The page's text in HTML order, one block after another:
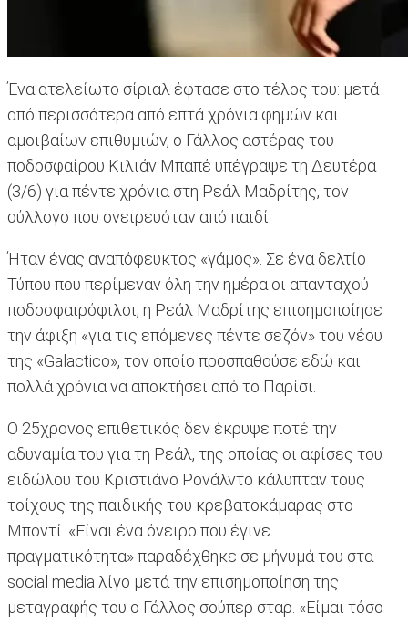
Ένα ατελείωτο σίριαλ έφτασε στο τέλος του: μετά
από περισσότερα από επτά χρόνια φημών και
αμοιβαίων επιθυμιών, ο Γάλλος αστέρας του
ποδοσφαίρου Κιλιάν Μπαπέ υπέγραψε τη Δευτέρα
(3/6) για πέντε χρόνια στη Ρεάλ Μαδρίτης, τον
σύλλογο που ονειρευόταν από παιδί.
Ήταν ένας αναπόφευκτος «γάμος». Σε ένα δελτίο
Τύπου που περίμεναν όλη την ημέρα οι απανταχού
ποδοσφαιρόφιλοι, η Ρεάλ Μαδρίτης επισημοποίησε
την άφιξη «για τις επόμενες πέντε σεζόν» του νέου
της «Galacticο», τον οποίο προσπαθούσε εδώ και
πολλά χρόνια να αποκτήσει από το Παρίσι.
Ο 25χρονος επιθετικός δεν έκρυψε ποτέ την
αδυναμία του για τη Ρεάλ, της οποίας οι αφίσες του
ειδώλου του Κριστιάνο Ρονάλντο κάλυπταν τους
τοίχους της παιδικής του κρεβατοκάμαρας στο
Μποντί. «Είναι ένα όνειρο που έγινε
πραγματικότητα» παραδέχθηκε σε μήνυμά του στα
social media λίγο μετά την επισημοποίηση της
μεταγραφής του ο Γάλλος σούπερ σταρ. «Είμαι τόσο